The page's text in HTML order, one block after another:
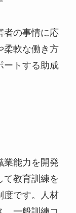
者の事情に応
柔軟な働き方
ートする助成
業能力を開発
て教育訓練を
度です。人材